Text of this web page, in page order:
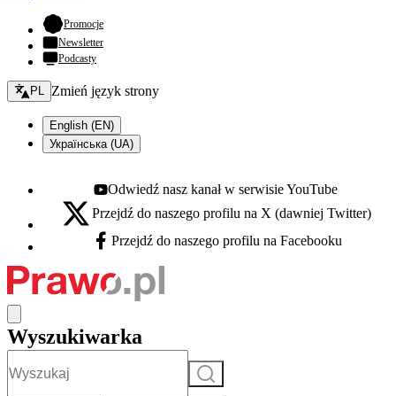
Promocje- otwiera się w nowej karcie
Newsletter
Podcasty
Zmień język - bieżący:
PL Zmień język strony
English (EN)
Українська (UA)
Youtube - otwiera się w nowej karcie
Odwiedź nasz kanał w serwisie YouTube
X - otwiera się w nowej karcie
Przejdź do naszego profilu na X (dawniej Twitter)
Facebook - otwiera się w nowej karcie
Przejdź do naszego profilu na Facebooku
Wyszukiwarka
Szukaj